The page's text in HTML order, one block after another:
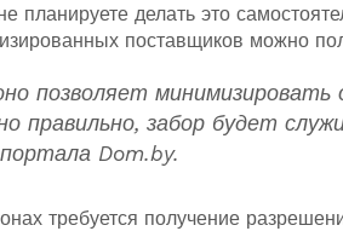
делать это
поставщиков можно
позволяет минимизировать
правильно, забор будет
Dom.by.
требуется получение